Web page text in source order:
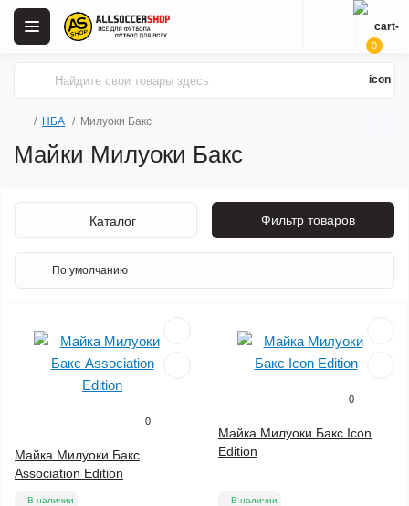
0
НБА Милуоки Бакс
Майки Милуоки Бакс
Фильтр товаров
Каталог
0
Майка Милуоки Бакс
Association Edition
В наличии
0
Майка Милуоки Бакс Icon
Edition
В наличии